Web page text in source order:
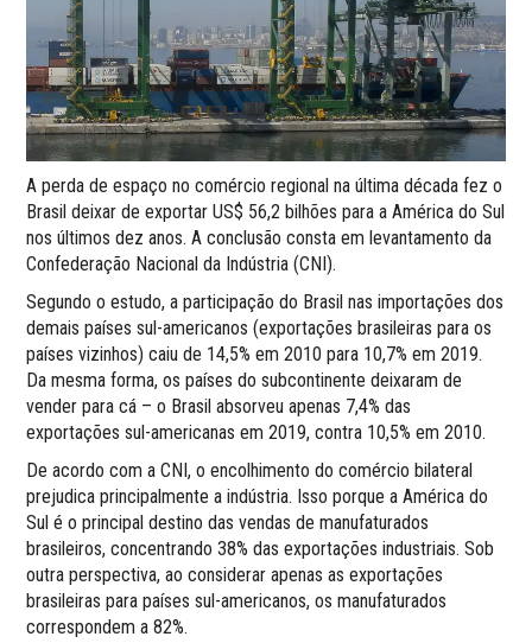
A perda de espaço no comércio regional na última década fez o
Brasil deixar de exportar US$ 56,2 bilhões para a América do Sul
nos últimos dez anos. A conclusão consta em levantamento da
Confederação Nacional da Indústria (CNI).
Segundo o estudo, a participação do Brasil nas importações dos
demais países sul-americanos (exportações brasileiras para os
países vizinhos) caiu de 14,5% em 2010 para 10,7% em 2019.
Da mesma forma, os países do subcontinente deixaram de
vender para cá – o Brasil absorveu apenas 7,4% das
exportações sul-americanas em 2019, contra 10,5% em 2010.
De acordo com a CNI, o encolhimento do comércio bilateral
prejudica principalmente a indústria. Isso porque a América do
Sul é o principal destino das vendas de manufaturados
brasileiros, concentrando 38% das exportações industriais. Sob
outra perspectiva, ao considerar apenas as exportações
brasileiras para países sul-americanos, os manufaturados
correspondem a 82%.